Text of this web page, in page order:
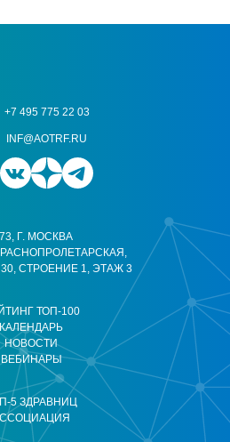
ТОП-100
КАЛЕНДАРЬ
НОВОСТИ
ВЕБИНАРЫ
5 ЗДРАВНИЦ
Г. МОСКВА
СТРОЕНИЕ 1, ЭТАЖ 3
+7 495 775 22 03
INF@AOTRF.RU